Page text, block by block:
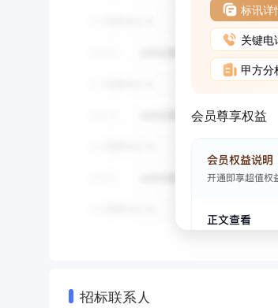
标讯详
关键电
甲方分
会员尊享权益
招标联系人